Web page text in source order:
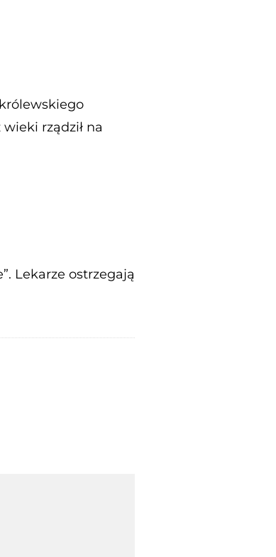
rządził na
Lekarze ostrzegają